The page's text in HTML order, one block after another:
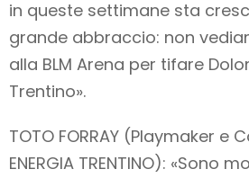
in queste settimane sta
grande abbraccio: non
alla BLM Arena per tifare
Trentino».
TOTO FORRAY (Playmaker e
ENERGIA TRENTINO): «Sono